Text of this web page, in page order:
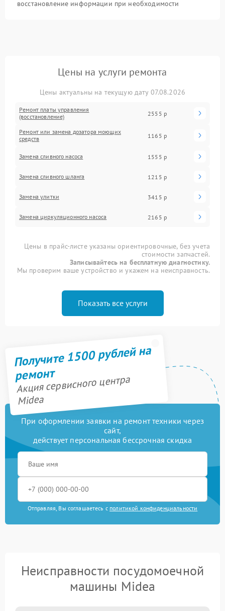
восстановление информации при необходимости
Цены на услуги ремонта
Цены актуальны на текущую дату 07.08.2026
Ремонт платы управления
(восстановление)
2555 р
Ремонт или замена дозатора моющих
средств
1165 р
Замена сливного насоса 1555 р
Замена сливного шланга 1215 р
Замена улитки 3415 р
Замена циркуляционного насоса 2165 р
Цены в прайс-листе указаны ориентировочные, без учета
стоимости запчастей.
Записывайтесь на бесплатную диагностику.
Мы проверим ваше устройство и укажем на неисправность.
Показать все услуги
Получите 1500 рублей на
ремонт
Акция сервисного центра
Midea
При оформлении заявки на ремонт техники через
сайт,
действует персональная бессрочная скидка
Отправляя, Вы соглашаетесь с политикой конфиденциальности
Неисправности посудомоечной
машины Midea